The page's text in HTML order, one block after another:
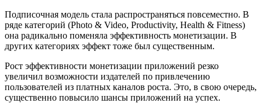
Подписочная модель стала распространяться повсеместно. В
ряде категорий (Photo & Video, Productivity, Health & Fitness)
она радикально поменяла эффективность монетизации. В
других категориях эффект тоже был существенным.
Рост эффективности монетизации приложений резко
увеличил возможности издателей по привлечению
пользователей из платных каналов роста. Это, в свою очередь,
существенно повысило шансы приложений на успех.